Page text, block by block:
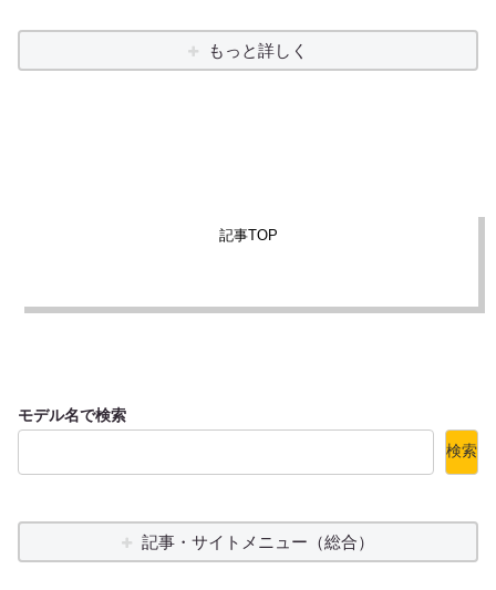
もっと詳しく
記事TOP
モデル名で検索
検索
記事・サイトメニュー（総合）